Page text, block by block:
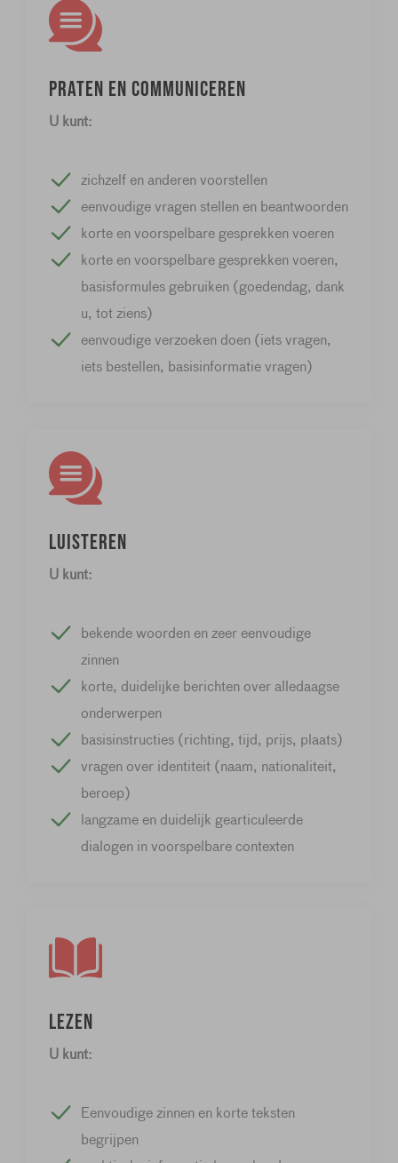
Praten en communiceren
U kunt:
zichzelf en anderen voorstellen
eenvoudige vragen stellen en beantwoorden
korte en voorspelbare gesprekken voeren
korte en voorspelbare gesprekken voeren,
basisformules gebruiken (goedendag, dank
u, tot ziens)
eenvoudige verzoeken doen (iets vragen,
iets bestellen, basisinformatie vragen)
Luisteren
U kunt:
bekende woorden en zeer eenvoudige
zinnen
korte, duidelijke berichten over alledaagse
onderwerpen
basisinstructies (richting, tijd, prijs, plaats)
vragen over identiteit (naam, nationaliteit,
beroep)
langzame en duidelijk gearticuleerde
dialogen in voorspelbare contexten
Lezen
U kunt:
Eenvoudige zinnen en korte teksten
begrijpen